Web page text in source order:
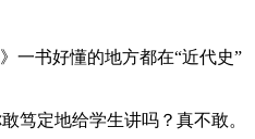
一书好懂的地方都在“近代史”
笃定地给学生讲吗？真不敢。